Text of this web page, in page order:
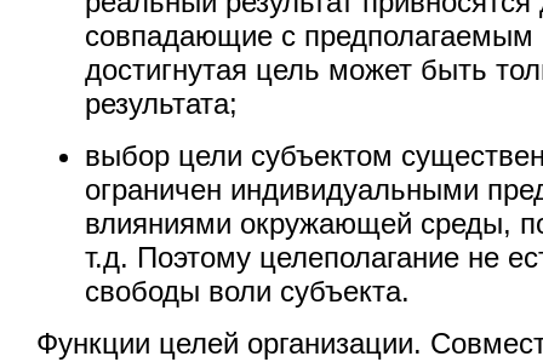
совпадающие с предполагаемым
достигнутая цель может быть
результата;
выбор цели субъектом
ограничен индивидуальными
влияниями окружающей среды,
т.д. Поэтому целеполагание не
свободы воли субъекта.
Функции целей организации.